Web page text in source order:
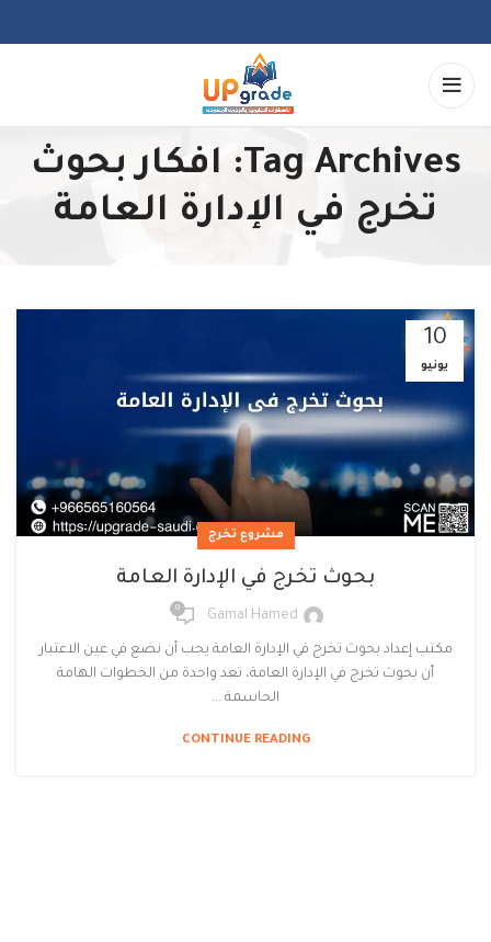
Tag Archives: افكار بحوث
تخرج في الإدارة العامة
10
يونيو
مشروع تخرج
بحوث تخرج في الإدارة العامة
Gamal Hamed
0
مكتب إعداد بحوث تخرج في الإدارة العامة يجب أن نضع في عين الاعتبار
أن بحوث تخرج في الإدارة العامة، تعد واحدة من الخطوات الهامة
الحاسمة ...
CONTINUE READING